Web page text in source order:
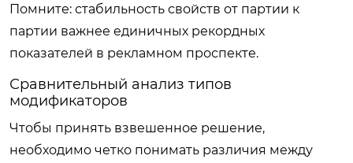
Помните: стабильность свойств от партии к
партии важнее единичных рекордных
показателей в рекламном проспекте.
Сравнительный анализ типов
модификаторов
Чтобы принять взвешенное решение,
необходимо четко понимать различия между